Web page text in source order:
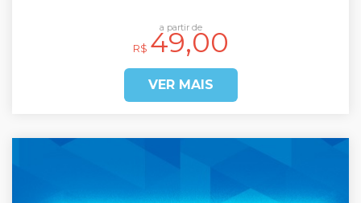
a partir de
R$ 49,00
VER MAIS